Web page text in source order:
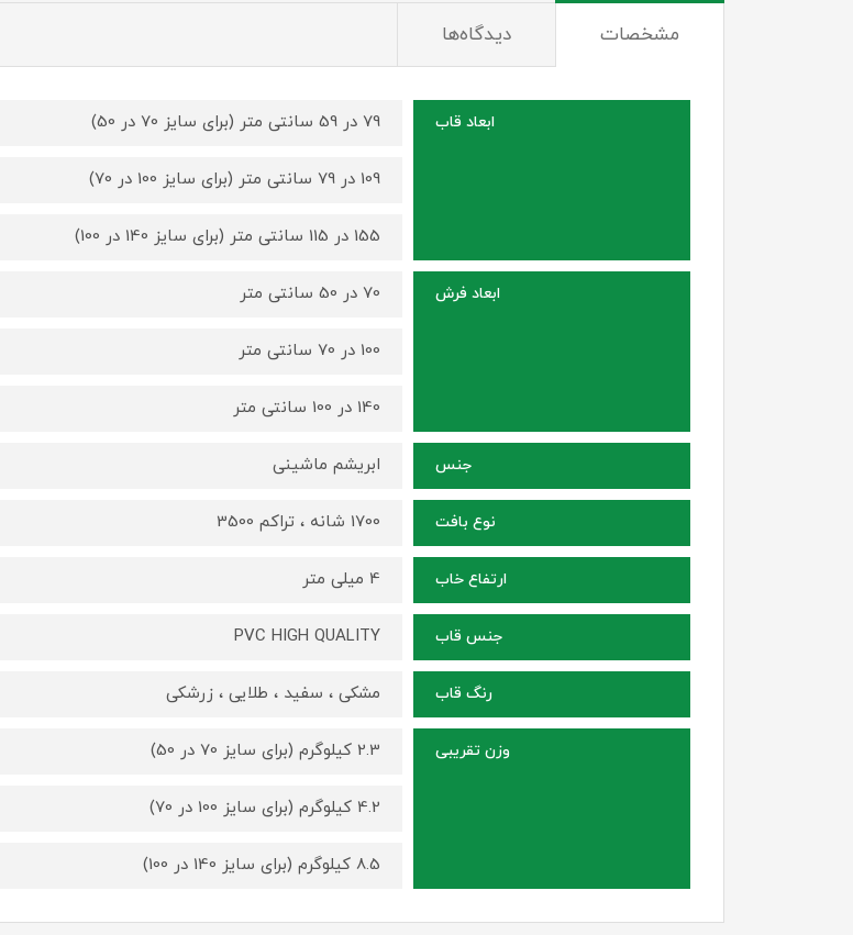
مشخصات دیدگاه‌ها
ابعاد قاب 79 در 59 سانتی متر (برای سایز 70 در 50)
109 در 79 سانتی متر (برای سایز 100 در 70)
155 در 115 سانتی متر (برای سایز 140 در 100)
ابعاد فرش 70 در 50 سانتی متر
100 در 70 سانتی متر
140 در 100 سانتی متر
جنس ابریشم ماشینی
نوع بافت 1700 شانه ، تراکم 3500
ارتفاع خاب 4 میلی متر
جنس قاب PVC HIGH QUALITY
رنگ قاب مشکی ، سفید ، طلایی ، زرشکی
وزن تقریبی 2.3 کیلوگرم (برای سایز 70 در 50)
4.2 کیلوگرم (برای سایز 100 در 70)
8.5 کیلوگرم (برای سایز 140 در 100)